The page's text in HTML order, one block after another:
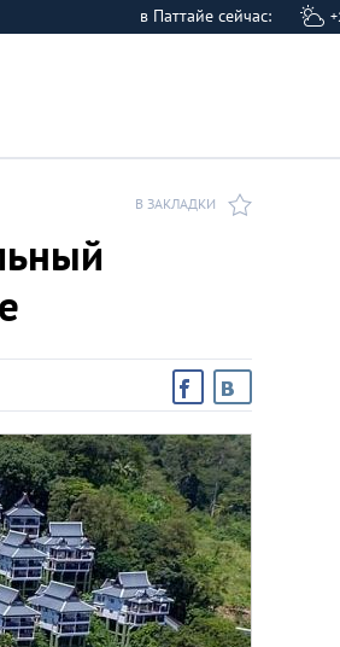
в Паттайе сейчас:
В ЗАКЛАДКИ